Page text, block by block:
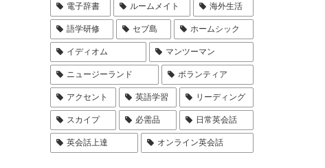
電子辞書 ルームメイト 海外生活
語学研修 セブ島 ホームシック
イディオム マンツーマン
ニュージーランド ボランティア
アクセント 英語学習 リーディング
スカイプ 必需品 日常英会話
英会話上達 オンライン英会話